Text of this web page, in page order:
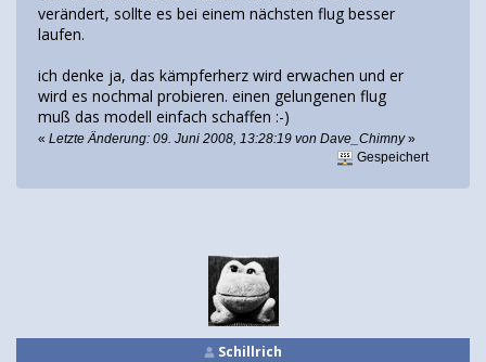
verändert, sollte es bei einem nächsten flug besser
laufen.
ich denke ja, das kämpferherz wird erwachen und er
wird es nochmal probieren. einen gelungenen flug
muß das modell einfach schaffen :-)
« Letzte Änderung: 09. Juni 2008, 13:28:19 von Dave_Chimny»
Gespeichert
Schillrich